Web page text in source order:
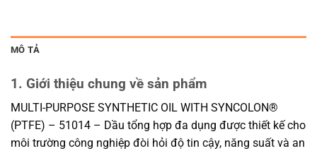
MÔ TẢ
1. Giới thiệu chung về sản phẩm
MULTI-PURPOSE SYNTHETIC OIL WITH SYNCOLON®
(PTFE) – 51014 – Dầu tổng hợp đa dụng được thiết kế cho
môi trường công nghiệp đòi hỏi độ tin cậy, năng suất và an